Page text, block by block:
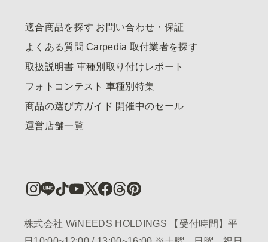
適合商品を探す お問い合わせ・保証
よくある質問 Carpedia 取付業者を探す
取扱説明書 車種別取り付けレポート
フォトコンテスト 車種別特集
商品の選び方ガイド 開催中のセール
運営店舗一覧
株式会社 WiNEEDS HOLDINGS 【受付時間】平